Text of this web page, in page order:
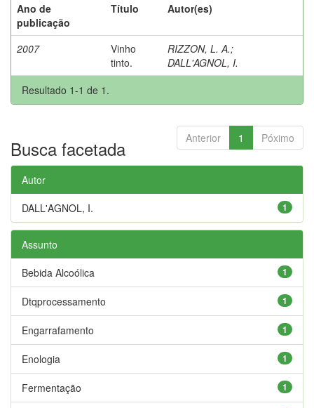
Ano de
publicação
Título Autor(es)
2007
Vinho
tinto.
RIZZON, L. A.;
DALL'AGNOL, I.
Resultado 1-1 de 1.
Anterior 1 Póximo
Busca facetada
Autor
1
DALL'AGNOL, I.
Assunto
1
Bebida Alcoólica
1
Dtqprocessamento
1
Engarrafamento
1
Enologia
1
Fermentação